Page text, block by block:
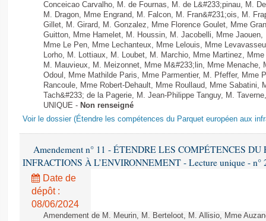
Conceicao Carvalho, M. de Fournas, M. de L&#233;pinau, M.
M. Dragon, Mme Engrand, M. Falcon, M. Fran&#231;ois, M.
Gillet, M. Girard, M. Gonzalez, Mme Florence Goulet, Mme
Guitton, Mme Hamelet, M. Houssin, M. Jacobelli, Mme
Mme Le Pen, Mme Lechanteux, Mme Lelouis, Mme
Lorho, M. Lottiaux, M. Loubet, M. Marchio, Mme Martinez,
M. Mauvieux, M. Meizonnet, Mme M&#233;lin, Mme Menache,
Odoul, Mme Mathilde Paris, Mme Parmentier, M. Pfeffer, Mme
Rancoule, Mme Robert-Dehault, Mme Roullaud, Mme
Tach&#233; de la Pagerie, M. Jean-Philippe Tanguy, M.
UNIQUE - Non renseigné
Voir le dossier (Étendre les compétences du Parquet européen aux
Amendement n° 11 - ÉTENDRE LES COMPÉTENCES
INFRACTIONS À L’ENVIRONNEMENT - Lecture unique - n°
Date de
dépôt :
08/06/2024
Amendement de M. Meurin, M. Berteloot, M. Allisio, Mme